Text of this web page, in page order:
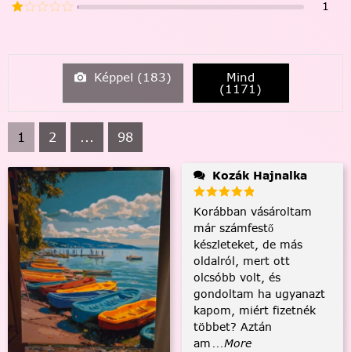
1
Képpel (183) Mind
(1171)
1 2 ... 98
Kozák Hajnalka
Korábban vásároltam
már számfestő
készleteket, de más
oldalról, mert ott
olcsóbb volt, és
gondoltam ha ugyanazt
kapom, miért fizetnék
többet? Aztán
am ...More